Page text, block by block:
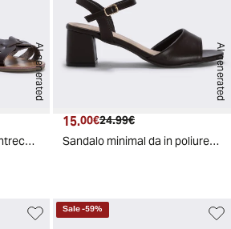
AI generated
Mule da in poliuretano intrecciate - Testa di moro
AI generated
Prezzo attuale
15.00€ Prezzo originale
24.99€
Sandalo minimal da in poliuretano - Testa di moro
Sale-59%